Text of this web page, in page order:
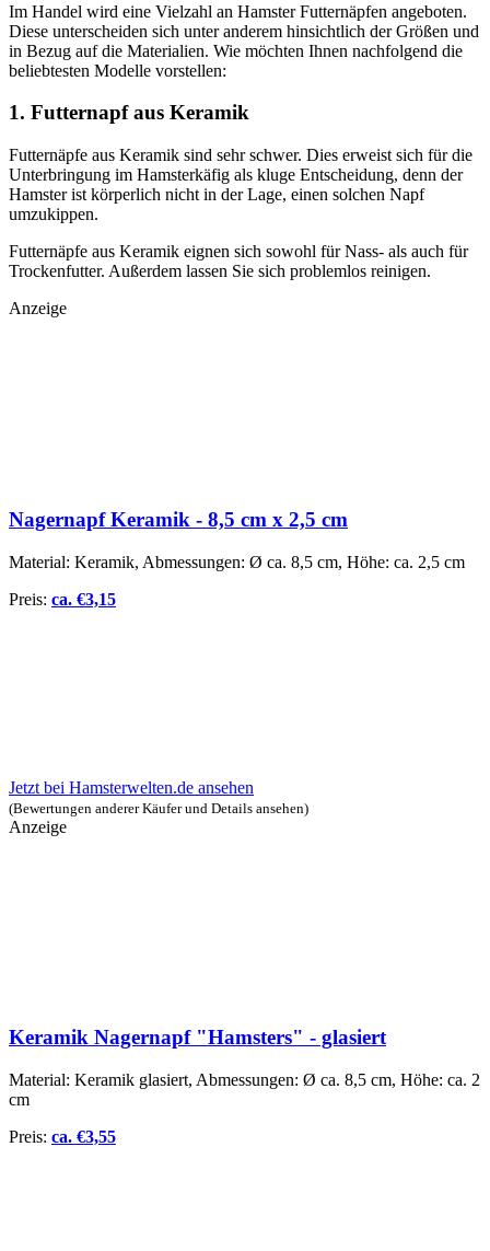
Im Handel wird eine Vielzahl an Hamster Futternäpfen angeboten.
Diese unterscheiden sich unter anderem hinsichtlich der Größen und
in Bezug auf die Materialien. Wie möchten Ihnen nachfolgend die
beliebtesten Modelle vorstellen:
1. Futternapf aus Keramik
Futternäpfe aus Keramik sind sehr schwer. Dies erweist sich für die
Unterbringung im Hamsterkäfig als kluge Entscheidung, denn der
Hamster ist körperlich nicht in der Lage, einen solchen Napf
umzukippen.
Futternäpfe aus Keramik eignen sich sowohl für Nass- als auch für
Trockenfutter. Außerdem lassen Sie sich problemlos reinigen.
Anzeige
Nagernapf Keramik - 8,5 cm x 2,5 cm
Material: Keramik, Abmessungen: Ø ca. 8,5 cm, Höhe: ca. 2,5 cm
Preis: ca. €3,15
Jetzt bei Hamsterwelten.de ansehen
(Bewertungen anderer Käufer und Details ansehen)
Anzeige
Keramik Nagernapf "Hamsters" - glasiert
Material: Keramik glasiert, Abmessungen: Ø ca. 8,5 cm, Höhe: ca. 2
cm
Preis: ca. €3,55